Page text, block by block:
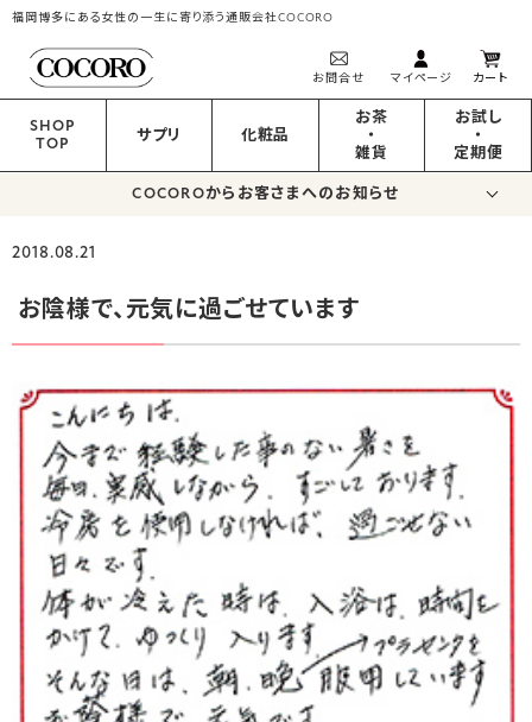
福岡博多にある女性の一生に寄り添う通販会社COCORO
お問合せ マイページ カート
SHOP
TOP
サプリ 化粧品
お茶
・
雑貨
お試し
・
定期便
COCOROからお客さまへのお知らせ
2018.08.21
お陰様で、元気に過ごせています